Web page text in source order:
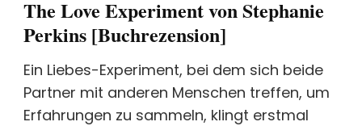
The Love Experiment von Stephanie
Perkins [Buchrezension]
Ein Liebes-Experiment, bei dem sich beide
Partner mit anderen Menschen treffen, um
Erfahrungen zu sammeln, klingt erstmal